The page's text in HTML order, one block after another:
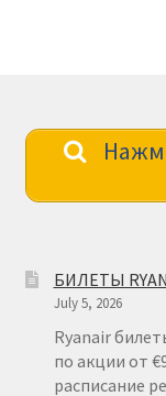
БИЛЕТЫ
July 5, 2026
Ryanair
по акции от
расписание